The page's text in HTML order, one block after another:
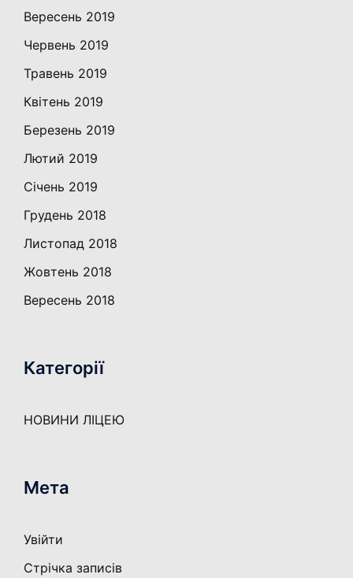
Вересень 2019
Червень 2019
Травень 2019
Квітень 2019
Березень 2019
Лютий 2019
Січень 2019
Грудень 2018
Листопад 2018
Жовтень 2018
Вересень 2018
Категорії
НОВИНИ ЛІЦЕЮ
Мета
Увійти
Стрічка записів